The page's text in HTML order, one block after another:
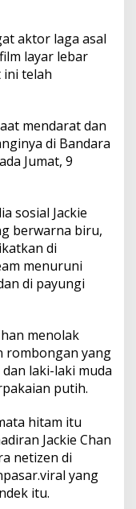
aktor laga asal
layar lebar
ini telah
mendarat dan
di Bandara
Jumat, 9
sosial Jackie
berwarna biru,
di
menuruni
di payungi
menolak
rombongan yang
laki-laki muda
putih.
hitam itu
Jackie Chan
netizen di
yang
itu.